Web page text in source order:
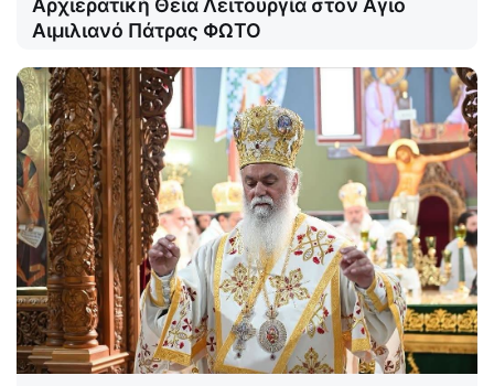
Αρχιερατική Θεία Λειτουργία στον Αγιο
Αιμιλιανό Πάτρας ΦΩΤΟ